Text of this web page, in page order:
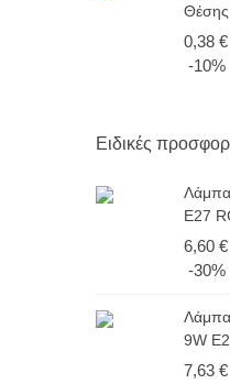
Θέσης
0,38 €
-10%
Ειδικές
E27
6,60 €
-30%
9W
7,63 €